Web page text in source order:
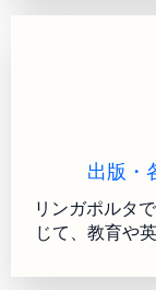
出版・
リンガポルタ
じて、教育や